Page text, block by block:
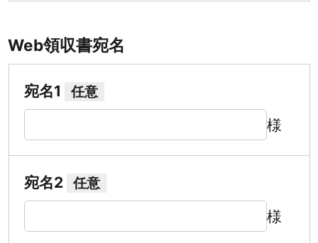
Web領収書宛名
宛名1 任意
様
宛名2 任意
様